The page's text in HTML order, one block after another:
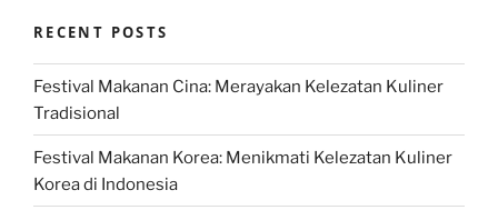
RECENT POSTS
Festival Makanan Cina: Merayakan Kelezatan Kuliner
Tradisional
Festival Makanan Korea: Menikmati Kelezatan Kuliner
Korea di Indonesia